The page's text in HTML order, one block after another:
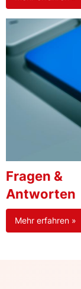
Fragen &
Antworten
Mehr erfahren »